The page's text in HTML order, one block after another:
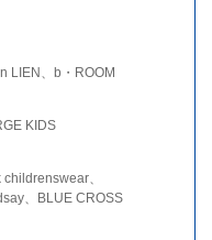
LIEN、b・ROOM
KIDS
、
、BLUE CROSS